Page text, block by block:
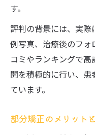
す。
評判の背景には、実
例写真、治療後のフォ
コミやランキングで
開を積極的に行い、
ています。
部分矯正のメリット